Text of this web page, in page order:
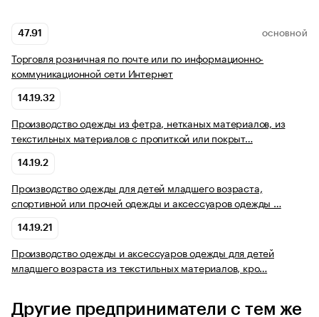
47.91 ОСНОВНОЙ
Торговля розничная по почте или по информационно-
коммуникационной сети Интернет
14.19.32
Производство одежды из фетра, нетканых материалов, из
текстильных материалов с пропиткой или покрыт…
14.19.2
Производство одежды для детей младшего возраста,
спортивной или прочей одежды и аксессуаров одежды …
14.19.21
Производство одежды и аксессуаров одежды для детей
младшего возраста из текстильных материалов, кро…
Другие предприниматели с тем же